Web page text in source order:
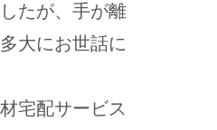
たが、手が離
大にお世話に
宅配サービス